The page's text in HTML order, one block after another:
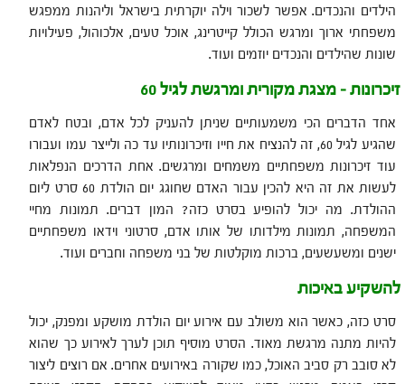
הילדים והנכדים. אפשר לשכור וילה יוקרתית בישראל וליהנות ממפגש
משפחתי ארוך ומרגש הכולל קייטרינג, אוכל טעים, אלכוהול, פעילויות
שונות שהילדים והנכדים יוזמים ועוד.
זיכרונות – מצגת מקורית ומרגשת לגיל 60
אחד הדברים הכי משמעותיים שניתן להעניק לכל אדם, ובטח לאדם
שהגיע לגיל 60, זה להנציח את חייו וזיכרונותיו עד כה ולייצר עמו ועבורו
עוד זיכרונות משפחתיים משמחים ומרגשים. אחת הדרכים הנפלאות
לעשות את זה היא להכין עבור האדם שחוגג יום הולדת 60 סרט ליום
ההולדת. מה יכול להופיע בסרט כזה? המון דברים. תמונות מחיי
המשפחה, תמונות מילדותו של אותו אדם, סרטוני וידאו משפחתיים
ישנים ומשעשעים, ברכות מוקלטות של בני משפחה וחברים ועוד.
להשקיע באיכות
סרט כזה, כאשר הוא משולב עם אירוע יום הולדת מושקע ומפנק, יכול
להיות מתנה מרגשת מאוד. הסרט מוסיף תוכן לערך לאירוע כך שהוא
לא סובב רק סביב האוכל, כמו שקורה באירועים אחרים. אם רוצים ליצור